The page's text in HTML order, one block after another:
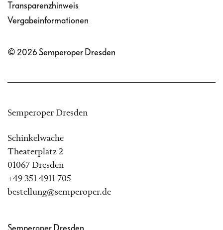
Transparenzhinweis
Vergabeinformationen
© 2026 Semperoper Dresden
Semperoper Dresden
Schinkelwache
Theaterplatz 2
01067 Dresden
+49 351 4911 705
bestellung@semperoper.de